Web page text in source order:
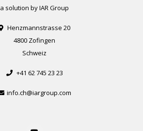
a solution by IAR Group
Henzmannstrasse 20
4800 Zofingen
Schweiz
+41 62 745 23 23
info.ch@iargroup.com